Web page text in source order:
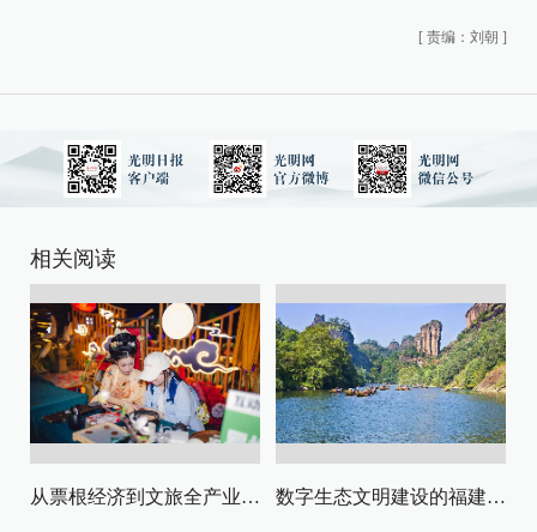
[ 责编：刘朝 ]
相关阅读
从票根经济到文旅全产业链升级 数字生态文明建设的福建路径与启示